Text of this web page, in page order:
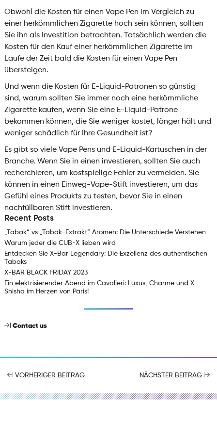
Obwohl die Kosten für einen Vape Pen im Vergleich zu
einer herkömmlichen Zigarette hoch sein können, sollten
Sie ihn als Investition betrachten. Tatsächlich werden die
Kosten für den Kauf einer herkömmlichen Zigarette im
Laufe der Zeit bald die Kosten für einen Vape Pen
übersteigen.
Und wenn die Kosten für E-Liquid-Patronen so günstig
sind, warum sollten Sie immer noch eine herkömmliche
Zigarette kaufen, wenn Sie eine E-Liquid-Patrone
bekommen können, die Sie weniger kostet, länger hält und
weniger schädlich für Ihre Gesundheit ist?
Es gibt so viele Vape Pens und E-Liquid-Kartuschen in der
Branche. Wenn Sie in einen investieren, sollten Sie auch
recherchieren, um kostspielige Fehler zu vermeiden. Sie
können in einen Einweg-Vape-Stift investieren, um das
Gefühl eines Produkts zu testen, bevor Sie in einen
nachfüllbaren Stift investieren.
Recent Posts
„Tabak“ vs „Tabak-Extrakt“ Aromen: Die Unterschiede Verstehen
Warum jeder die CUB-X lieben wird
Entdecken Sie X-Bar Legendary: Die Exzellenz des authentischen
Tabaks
X-BAR BLACK FRIDAY 2023
Ein elektrisierender Abend im Cavalieri: Luxus, Charme und X-
Shisha im Herzen von Paris!
Contact us
VORHERIGER BEITRAG NÄCHSTER BEITRAG